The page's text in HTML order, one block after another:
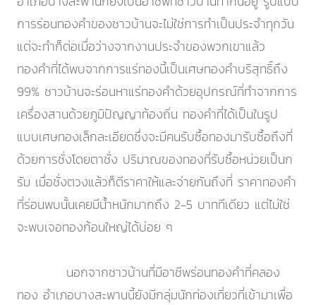
การร่อนทองคำของชาวบ้านจะไม่ใช่การทำเป็นประจำทุกวัน
แต่จะทำก็ต่อเมื่อว่างจากงานประจำของพวกเขาแล้ว
ทองคำที่ได้พบจากการแร่ทองนี้เป็นเศษทองคำบริสุทธิ์ถึง
99% ชาวบ้านจะร่อนหาแร่ทองคำด้วยอุปกรณ์ที่ทำจากการ
เครื่องสานด้วยภูมิปัญญาท้องถิ่น ทองคำที่ได้เป็นในรูป
แบบเศษทองเล็กละเอียดซึ่งจะมีคนรับซื้อทองมารับซื้อถึงที่
ด้วยการชั่งโดยตาชั่ง ปริมาณของทองที่รับซื้อหน่วยเป็นก
รัม เมื่อชั่งตวงแล้วก็ตีราคาให้และจ่ายกันถึงที่ ราคาทองคำ
ที่ร่อนพบนั้นเคยมีน้ำหนักมากถึง 2-5 บาททีเดียว แต่ไม่ใช่
จะพบเจอทองก้อนใหญ่ได้บ่อย ๆ
นอกจากชาวบ้านที่มีอาชีพร่อนทองคำที่คลอง
ทอง อำเภอบางสะพานนี้ยังมีกลุ่มนักท่องเที่ยวที่เข้ามาเพื่อ